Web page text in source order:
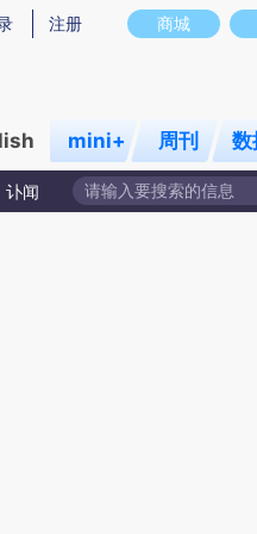
实意图存在偏差。不代表财新观点和
商城
注册
mini+ 周刊 数
讣闻